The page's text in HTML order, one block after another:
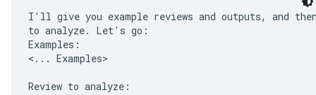
I'll give you example reviews and outputs, and
to analyze. Let's go:
Examples:
<... Examples>
Review to analyze: